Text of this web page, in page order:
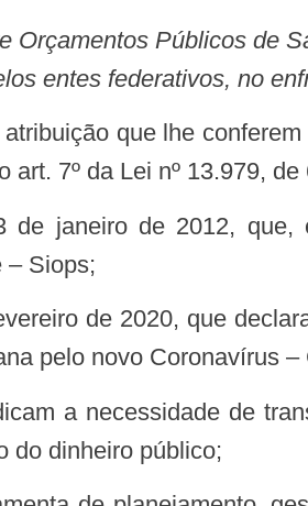
entes federativos, no
7º da Lei nº 13.979,
– Siops;
pelo novo Coronavírus –
do dinheiro público;